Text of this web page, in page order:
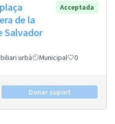
de la
Salvador
Acceptada
urbà Municipal 0
Donar suport